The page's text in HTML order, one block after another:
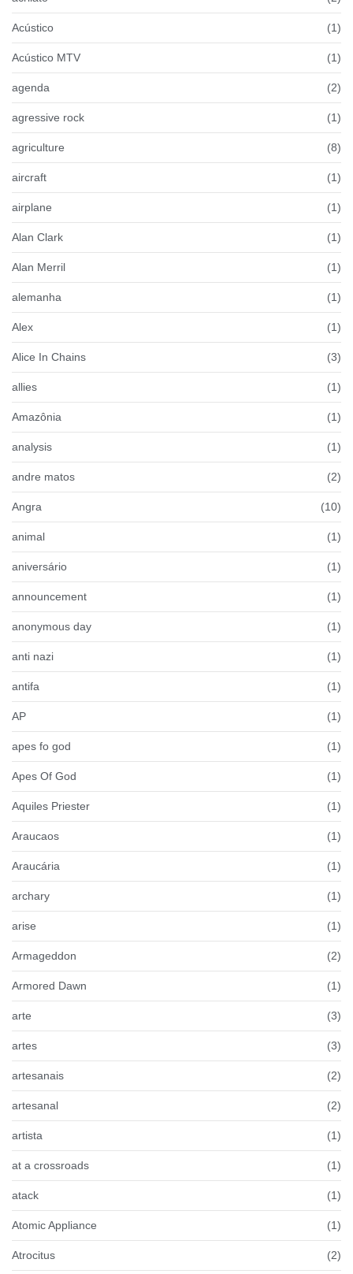
Acústico (1)
Acústico MTV (1)
agenda (2)
agressive rock (1)
agriculture (8)
aircraft (1)
airplane (1)
Alan Clark (1)
Alan Merril (1)
alemanha (1)
Alex (1)
Alice In Chains (3)
allies (1)
Amazônia (1)
analysis (1)
andre matos (2)
Angra (10)
animal (1)
aniversário (1)
announcement (1)
anonymous day (1)
anti nazi (1)
antifa (1)
AP (1)
apes fo god (1)
Apes Of God (1)
Aquiles Priester (1)
Araucaos (1)
Araucária (1)
archary (1)
arise (1)
Armageddon (2)
Armored Dawn (1)
arte (3)
artes (3)
artesanais (2)
artesanal (2)
artista (1)
at a crossroads (1)
atack (1)
Atomic Appliance (1)
Atrocitus (2)